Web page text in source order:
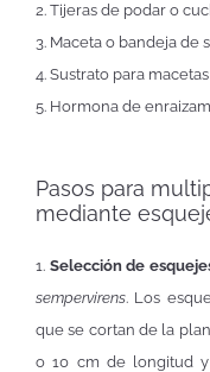
2. Tijeras de podar o
3. Maceta o bandeja de
4. Sustrato para
5. Hormona de
Pasos para
mediante
1. Selección de
sempervirens. Los
que se cortan de la
o 10 cm de longitud